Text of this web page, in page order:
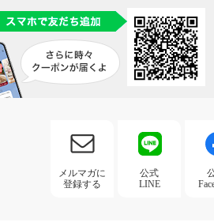
メルマガに
登録する
公式
LINE